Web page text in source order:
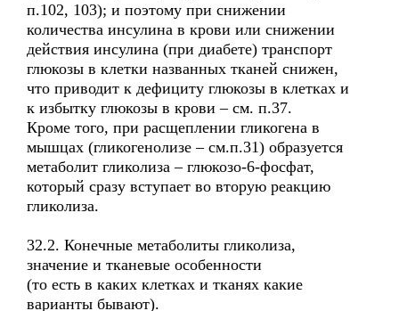
п.102, 103); и поэтому при снижении
количества инсулина в крови или снижении
действия инсулина (при диабете) транспорт
глюкозы в клетки названных тканей снижен,
что приводит к дефициту глюкозы в клетках и
к избытку глюкозы в крови – см. п.37.
Кроме того, при расщеплении гликогена в
мышцах (гликогенолизе – см.п.31) образуется
метаболит гликолиза – глюкозо-6-фосфат,
который сразу вступает во вторую реакцию
гликолиза.
32.2. Конечные метаболиты гликолиза,
значение и тканевые особенности
(то есть в каких клетках и тканях какие
варианты бывают).